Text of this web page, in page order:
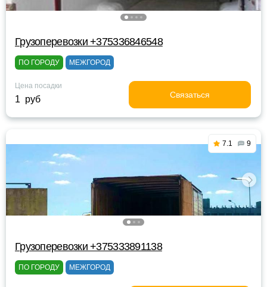
Грузоперевозки +375336846548
ПО ГОРОДУ МЕЖГОРОД
Цена посадки
1 руб Связаться
7.1 9
Грузоперевозки +375333891138
ПО ГОРОДУ МЕЖГОРОД